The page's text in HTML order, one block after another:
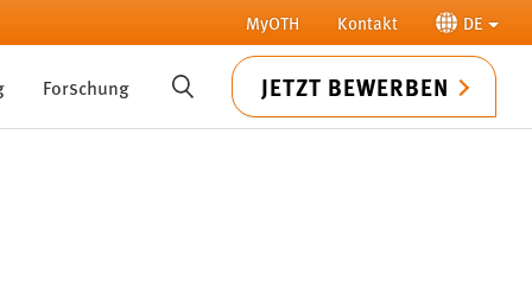
MyOTH Kontakt DE
Forschung SUCHE JETZT BEWERBEN